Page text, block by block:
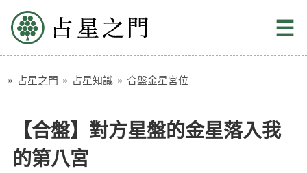
占星之門 ☰
» 占星之門 » 占星知識 » 合盤金星宮位
【合盤】對方星盤的金星落入我
的第八宮